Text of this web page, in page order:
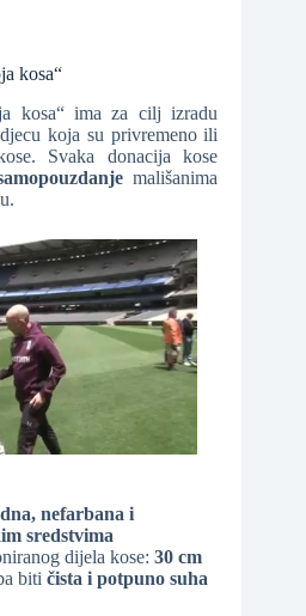
kosa“
kosa“ ima za cilj izradu
koja su privremeno ili
Svaka donacija kose
mališanima
nefarbana i
sredstvima
dijela kose: 30 cm
biti čista i potpuno suha